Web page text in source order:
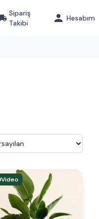
Sipariş
Takibi
Hesabım
Video